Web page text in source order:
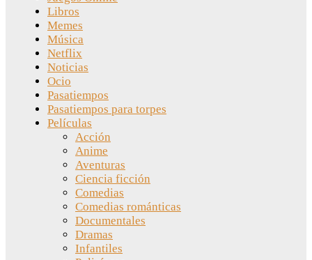
Libros
Memes
Música
Netflix
Noticias
Ocio
Pasatiempos
Pasatiempos para torpes
Películas
Acción
Anime
Aventuras
Ciencia ficción
Comedias
Comedias románticas
Documentales
Dramas
Infantiles